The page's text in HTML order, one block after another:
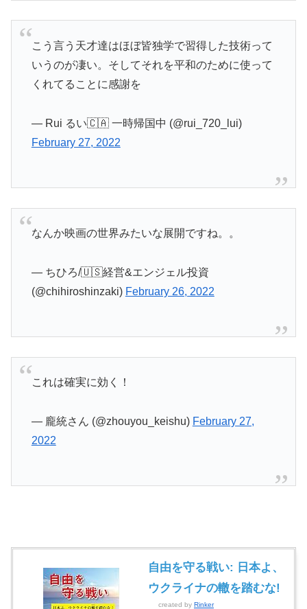
こう言う天才達はほぼ皆独学で習得した技術って
いうのが凄い。そしてそれを平和のために使って
くれてることに感謝を
— Rui るい🇨🇦 一時帰国中 (@rui_720_lui)
February 27, 2022
なんか映画の世界みたいな展開ですね。。
— ちひろ/🇺🇸経営&エンジェル投資
(@chihiroshinzaki) February 26, 2022
これは確実に効く！
— 龐統さん (@zhouyou_keishu) February 27,
2022
自由を守る戦い: 日本よ、
ウクライナの轍を踏むな!
created by Rinker